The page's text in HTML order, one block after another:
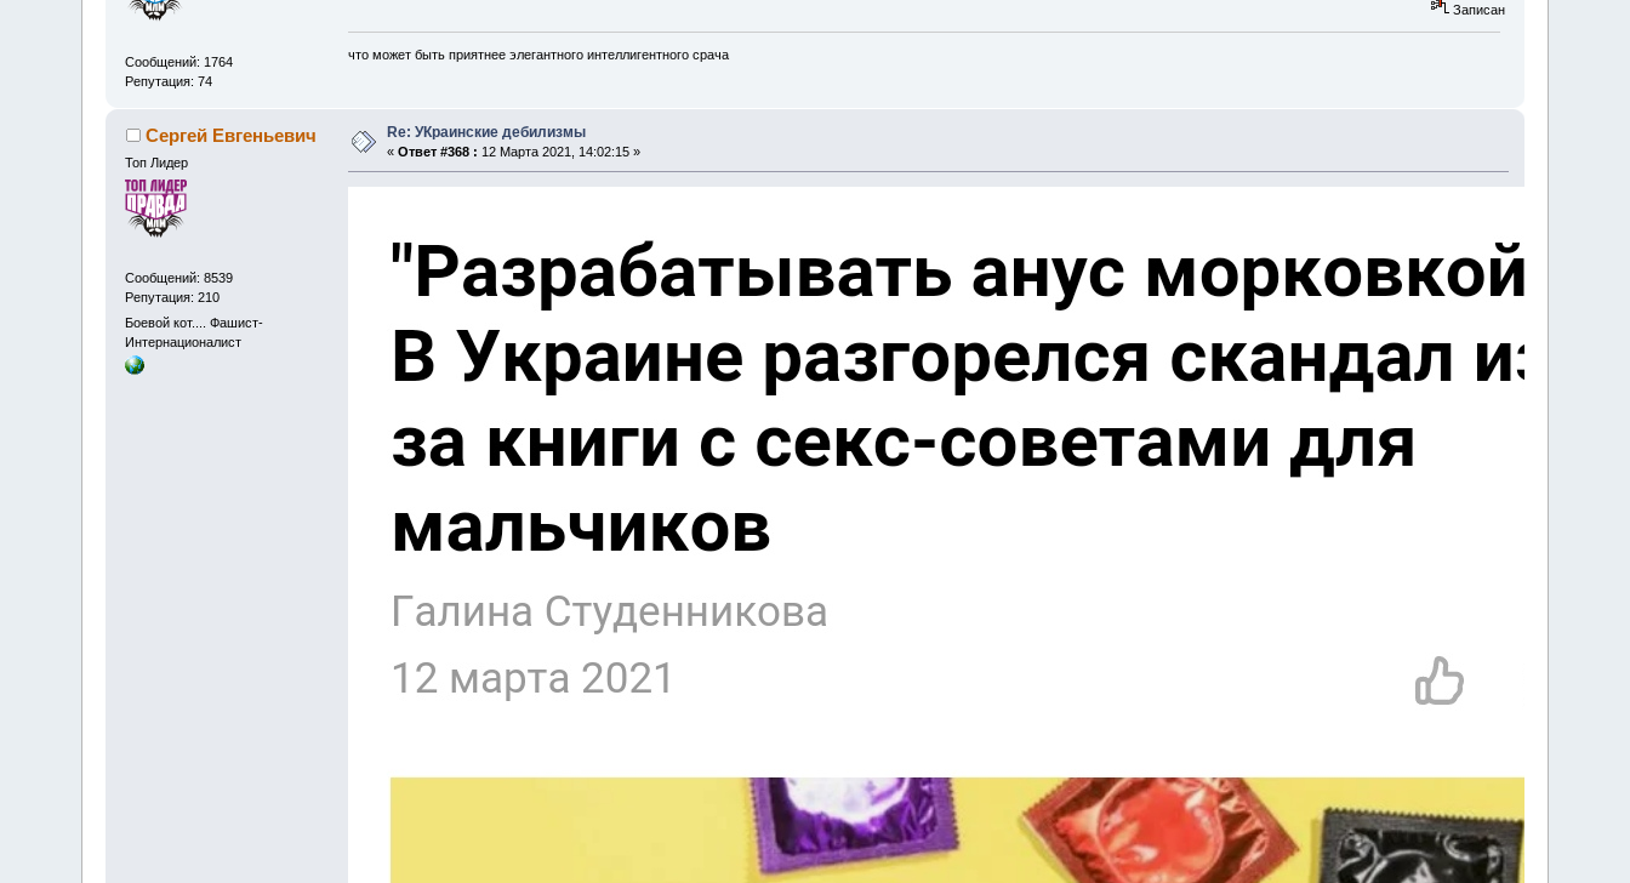
Сообщений: 1764
Репутация: 74
Записан
что может быть приятнее элегантного интеллигентного срача
Сергей Евгеньевич
Топ Лидер
Сообщений: 8539
Репутация: 210
Боевой кот.... Фашист-
Интернационалист
Re: УКраинские дебилизмы
«Ответ #368 : 12 Марта 2021, 14:02:15 »